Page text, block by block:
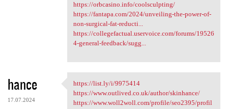
https://orbcasino.info/coolsculpting/
https://fantapa.com/2024/unveiling-the-power-of-
non-surgical-fat-reducti...
https://collegefactual.uservoice.com/forums/19526
4-general-feedback/sugg...
hance
17.07.2024
https://list.ly/i/9975414
https://list.ly/i/9975414
https://www.outlived.co.uk/author/skinhance/
https://www.woll2woll.com/profile/seo2395/profil